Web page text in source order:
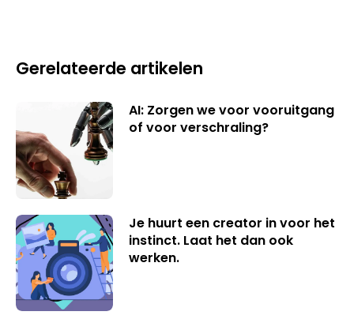
Gerelateerde artikelen
AI: Zorgen we voor vooruitgang
of voor verschraling?
Je huurt een creator in voor het
instinct. Laat het dan ook
werken.